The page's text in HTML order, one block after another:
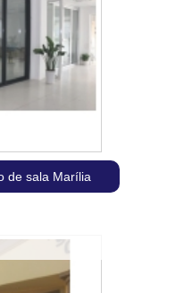
de sala Marília